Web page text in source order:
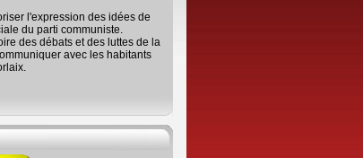
l'expression des idées de
du parti communiste.
des débats et des luttes de la
avec les habitants